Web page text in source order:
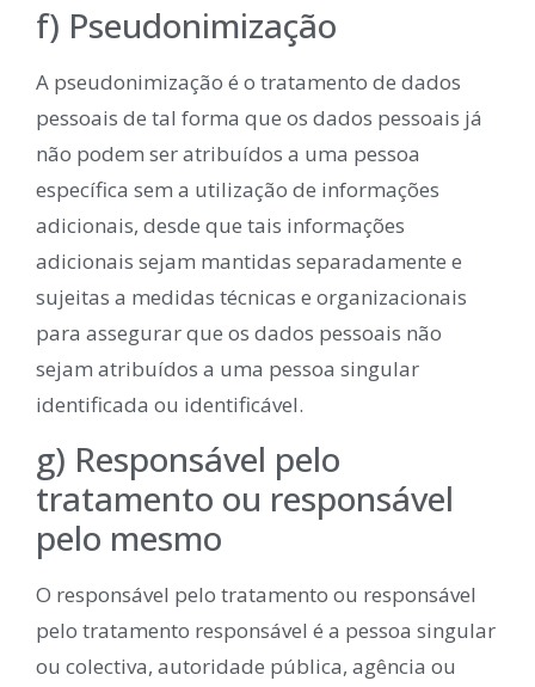
f) Pseudonimização
A pseudonimização é o tratamento de dados
pessoais de tal forma que os dados pessoais já
não podem ser atribuídos a uma pessoa
específica sem a utilização de informações
adicionais, desde que tais informações
adicionais sejam mantidas separadamente e
sujeitas a medidas técnicas e organizacionais
para assegurar que os dados pessoais não
sejam atribuídos a uma pessoa singular
identificada ou identificável.
g) Responsável pelo
tratamento ou responsável
pelo mesmo
O responsável pelo tratamento ou responsável
pelo tratamento responsável é a pessoa singular
ou colectiva, autoridade pública, agência ou